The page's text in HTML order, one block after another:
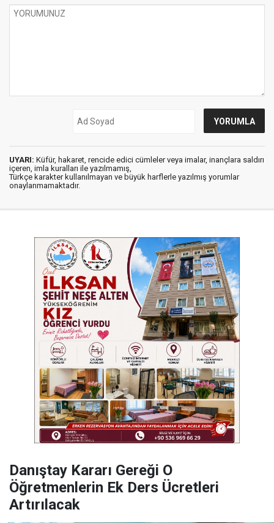
UYARI: Küfür, hakaret, rencide edici cümleler veya imalar, inançlara saldırı
içeren, imla kuralları ile yazılmamış,
Türkçe karakter kullanılmayan ve büyük harflerle yazılmış yorumlar
onaylanmamaktadır.
Danıştay Kararı Gereği O
Öğretmenlerin Ek Ders Ücretleri
Artırılacak